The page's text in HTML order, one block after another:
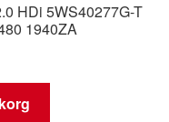
HDi 5WS40277G-T
1940ZA